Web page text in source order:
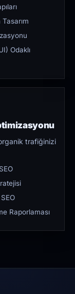
Odaklı
trafiğinizi
Raporlaması